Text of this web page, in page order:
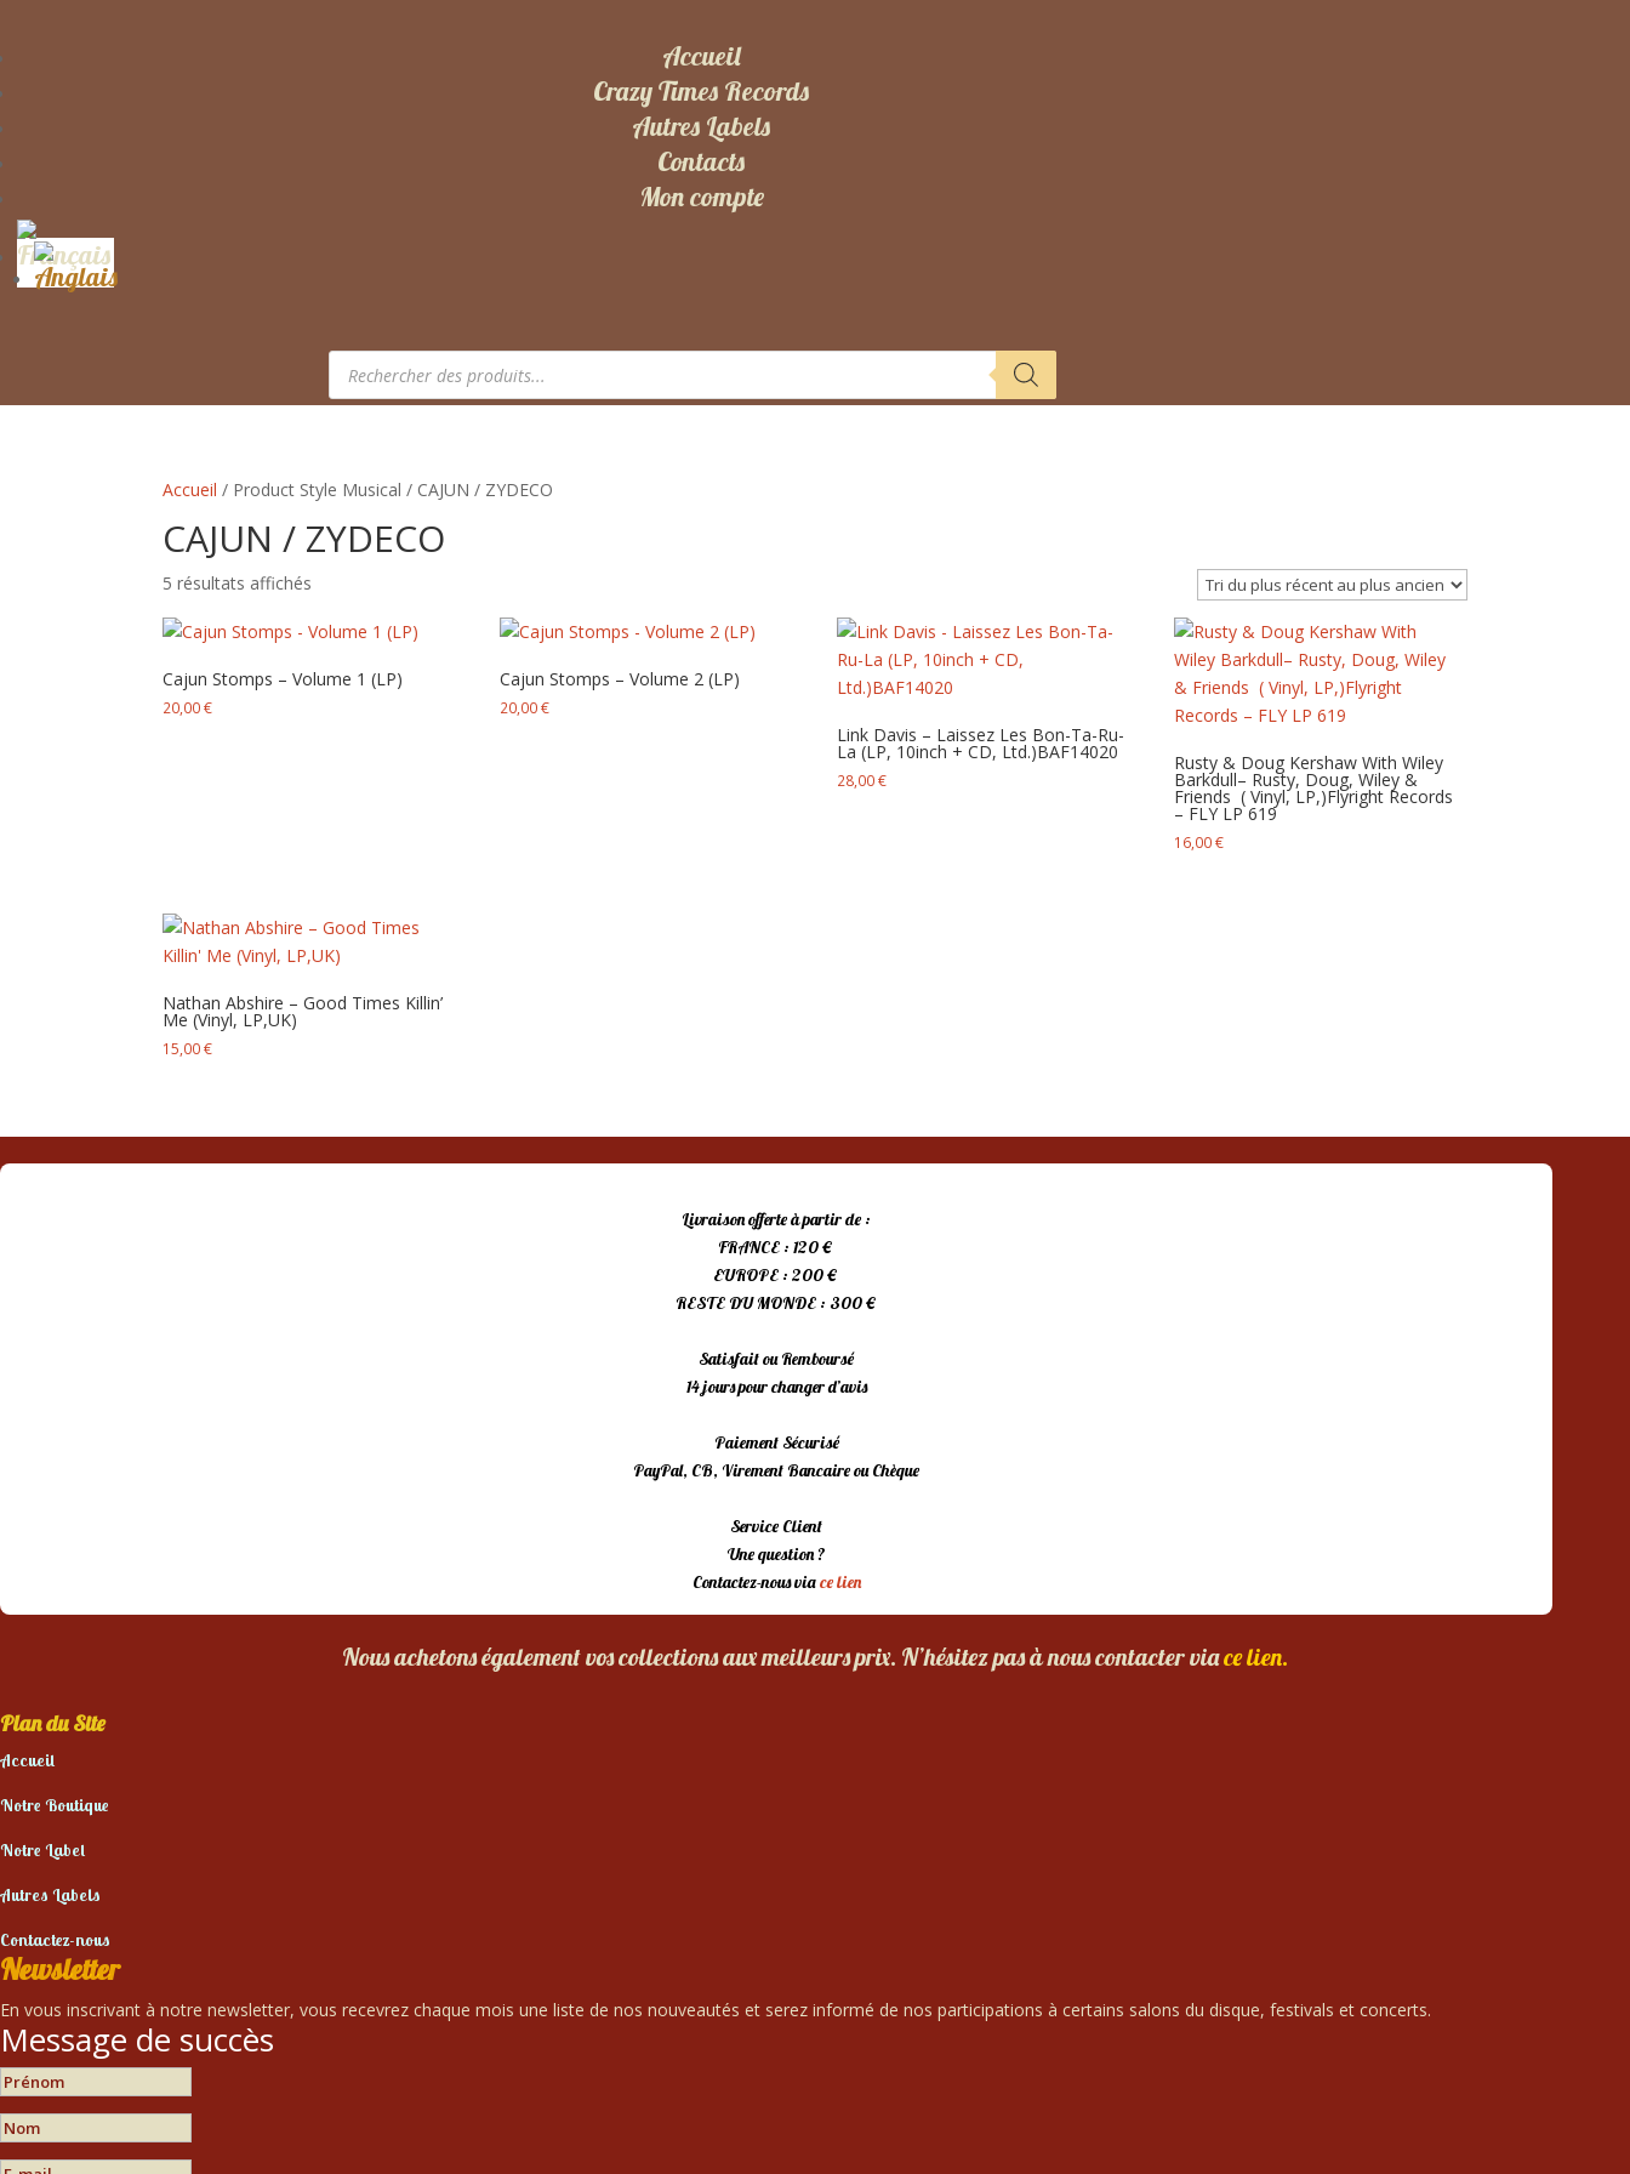
Accueil
Crazy Times Records
Autres Labels
Contacts
Mon compte
Recherche
produits
Accueil / Product Style Musical / CAJUN / ZYDECO
CAJUN / ZYDECO
5 résultats affichés
plus
au
Cajun Stomps – Volume 1 (LP)
20,00€
Cajun Stomps – Volume 2 (LP)
20,00€
Link Davis – Laissez Les Bon-Ta-Ru-
La (LP, 10inch + CD, Ltd.)BAF14020
28,00€
Rusty & Doug Kershaw With Wiley
Barkdull– Rusty, Doug, Wiley &
Friends ‎ ( Vinyl, LP,)Flyright Records
– FLY LP 619
16,00€
Nathan Abshire – Good Times Killin’
Me (Vinyl, LP,UK)
15,00€
Livraison offerte à partir de :
FRANCE : 120 €
EUROPE : 200 €
RESTE DU MONDE : 300 €
Satisfait ou Remboursé
14 jours pour changer d’avis
Paiement Sécurisé
PayPal, CB, Virement Bancaire ou Chèque
Service Client
Une question ?
Contactez-nous viace lien
Nous achetons également vos collections aux meilleurs prix. N’hésitez pas à nous contacter viace lien.
Plan du Site
Accueil
Notre Boutique
Notre Label
Autres Labels
Contactez-nous
Newsletter
En vous inscrivant à notre newsletter, vous recevrez chaque mois une liste de nos nouveautés et serez informé de nos participations à certains salons du disque, festivals et concerts.
Message de succès